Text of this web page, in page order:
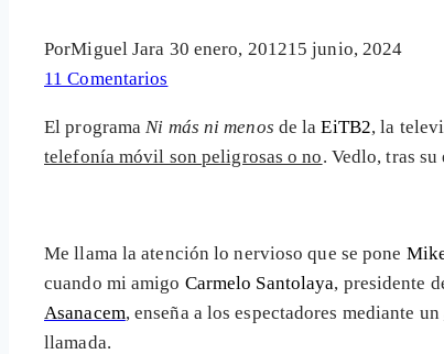
PorMiguel Jara 30 enero, 201215 junio, 2024
11 Comentarios
El programa Ni más ni menos de laEiTB2, la
telefonía móvil son peligrosas o no. Vedlo, tras
Me llama la atención lo nervioso que se pone
cuando mi amigo Carmelo Santolaya, presidente
Asanacem, enseña a los espectadores mediante un
llamada.